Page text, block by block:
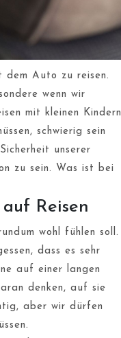
dem Auto zu reisen.
wenn wir
mit kleinen Kindern
schwierig sein
unserer
zu sein. Was ist bei
Reisen
wohl fühlen soll.
dass es sehr
auf einer langen
denken, auf sie
aber wir dürfen